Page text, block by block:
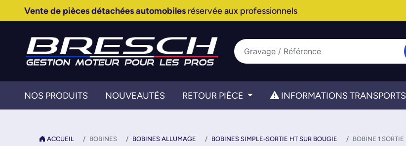
Vente de pièces détachées automobilesréservée aux professionnels
NOS PRODUITS NOUVEAUTÉS RETOUR PIÈCE INFORMATIONS TRANSPORTS
ACCUEIL BOBINES BOBINES ALLUMAGE BOBINES SIMPLE-SORTIE HT SUR BOUGIE BOBINE 1 SORTIE